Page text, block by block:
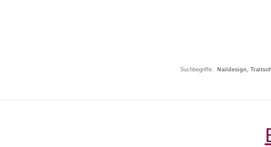
Suchbegriffe: Naildesign,